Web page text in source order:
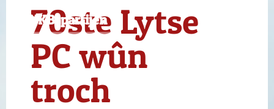
KNKB-partijen
70ste Lytse
PC wûn
troch